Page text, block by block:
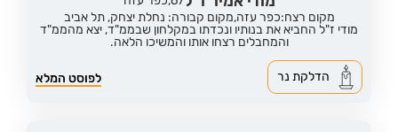
מקום רצח:כפר עזה,מקום קבורה: נחלת יצחק, תל אביב
מודי ז"ל החביא את בנותיו ונכדתו במקלחון שבממ"ד, יצא מהממ"ד
והמחבלים רצחו אותו והמשיכו הלאה.
לפוסט המלא הדלקת נר